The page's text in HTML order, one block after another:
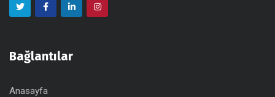
Bağlantılar
Anasayfa